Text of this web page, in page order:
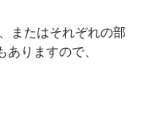
はそれぞれの部
りますので、